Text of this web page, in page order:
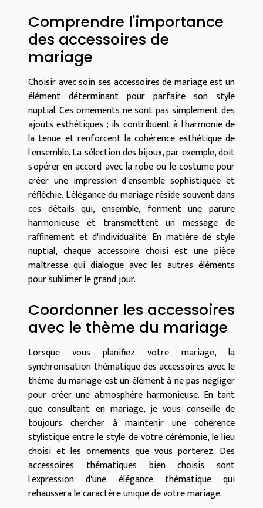
Comprendre l'importance
des accessoires de
mariage
Choisir avec soin ses accessoires de mariage est un
élément déterminant pour parfaire son style
nuptial. Ces ornements ne sont pas simplement des
ajouts esthétiques ; ils contribuent à l'harmonie de
la tenue et renforcent la cohérence esthétique de
l'ensemble. La sélection des bijoux, par exemple, doit
s'opérer en accord avec la robe ou le costume pour
créer une impression d'ensemble sophistiquée et
réfléchie. L'élégance du mariage réside souvent dans
ces détails qui, ensemble, forment une parure
harmonieuse et transmettent un message de
raffinement et d'individualité. En matière de style
nuptial, chaque accessoire choisi est une pièce
maîtresse qui dialogue avec les autres éléments
pour sublimer le grand jour.
Coordonner les accessoires
avec le thème du mariage
Lorsque vous planifiez votre mariage, la
synchronisation thématique des accessoires avec le
thème du mariage est un élément à ne pas négliger
pour créer une atmosphère harmonieuse. En tant
que consultant en mariage, je vous conseille de
toujours chercher à maintenir une cohérence
stylistique entre le style de votre cérémonie, le lieu
choisi et les ornements que vous porterez. Des
accessoires thématiques bien choisis sont
l'expression d'une élégance thématique qui
rehaussera le caractère unique de votre mariage.